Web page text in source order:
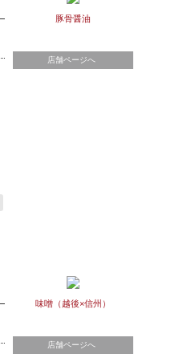
豚骨醤油
店舗ページへ
味噌（越後×信州）
店舗ページへ